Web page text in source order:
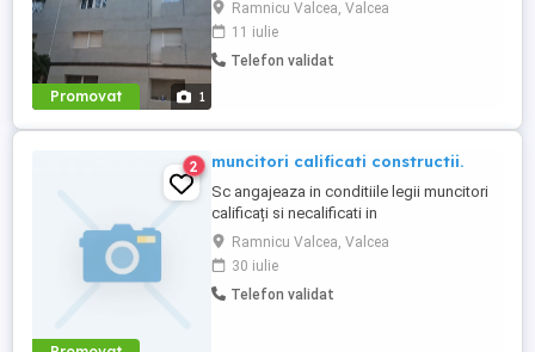
Promovat 1
constructiilor, demonstrand abilitati
practice si cunostinte tehnice.
Responsabilitatile includ executarea
Ramnicu Valcea, Valcea
11 iulie
Telefon validat
2 muncitori calificati constructii.
Sc angajeaza in conditiile legii muncitori
calificați si necalificati in
constructii.Cautam in special -dulgheri -
finisori -tencuitori tencuieli mecanizate -
muncitori necalificati. Se cauta oameni
serioși muncitori si non alcool. -instalator -
Ramnicu Valcea, Valcea
30 iulie
Telefon validat